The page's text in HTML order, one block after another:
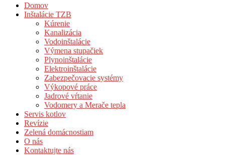
Domov
Inštalácie TZB
Kúrenie
Kanalizácia
Vodoinštalácie
Výmena stupačiek
Plynoinštalácie
Elektroinštalácie
Zabezpečovacie systémy
Výkopové práce
Jadrové vŕtanie
Vodomery a Merače tepla
Servis kotlov
Revízie
Zelená domácnostiam
O nás
Kontaktujte nás